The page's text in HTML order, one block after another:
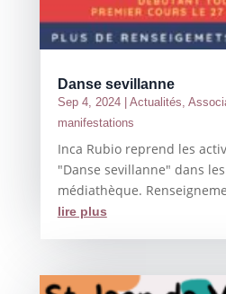
Danse sevillanne
Sep 4, 2024| Actualités
manifestations
Inca Rubio reprend les
"Danse sevillanne" dans
médiathèque.
lire plus